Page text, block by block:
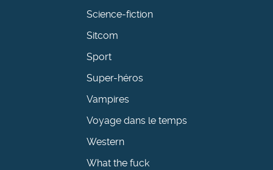
Science-fiction
Sitcom
Sport
Super-héros
Vampires
Voyage dans le temps
Western
What the fuck